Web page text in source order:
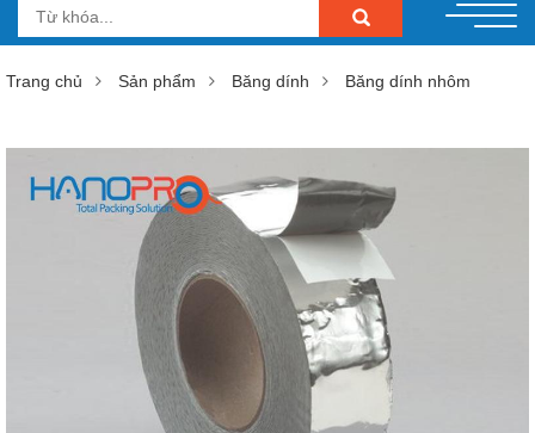
Trang chủ Sản phẩm Băng dính Băng dính nhôm